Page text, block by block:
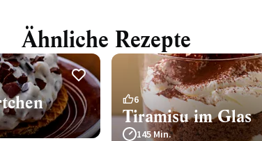
Ähnliche Rezepte
6
Tiramisu im Glas
145 Min.